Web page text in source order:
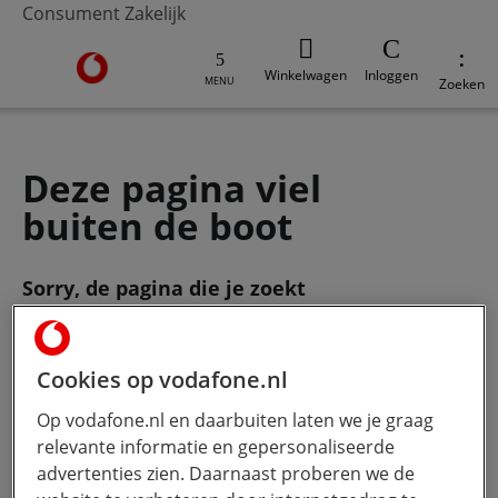
Consument Zakelijk
Ga naar de Vodafone homepage
MENU Winkelwagen Inloggen Zoeken
Deze pagina viel
buiten de boot
Sorry, de pagina die je zoekt
bestaat
niet meer. Gebruik de zoekbalk
om je vraag te stellen.
Wat wil je weten?Hoe meer jij
typt, hoe beter onze Ai werkt.
Cookies op vodafone.nl
Op vodafone.nl en daarbuiten laten we je graag
relevante informatie en gepersonaliseerde
advertenties zien. Daarnaast proberen we de